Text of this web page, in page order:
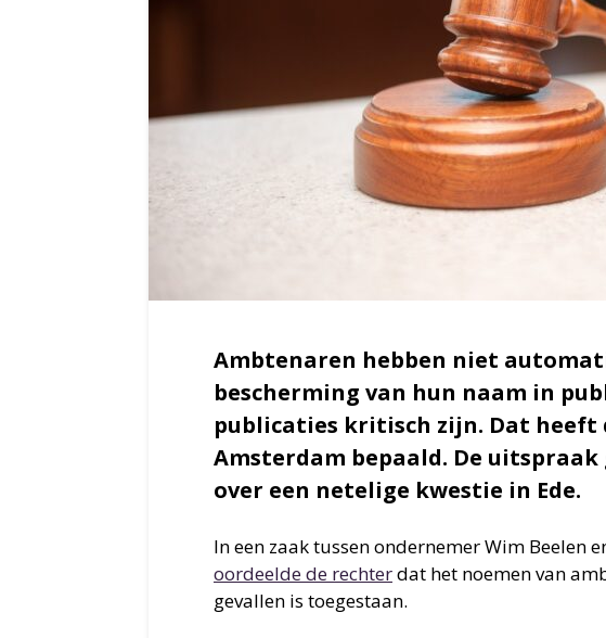
Ambtenaren hebben niet
bescherming van hun naam in
publicaties kritisch zijn. Dat heeft
Amsterdam bepaald. De
over een netelige kwestie in Ede.
In een zaak tussen ondernemer Wim Beelen
oordeelde de rechterdat het noemen van
gevallen is toegestaan.